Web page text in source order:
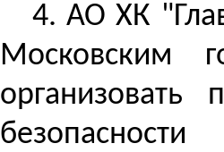
4.АО ХК
Московским